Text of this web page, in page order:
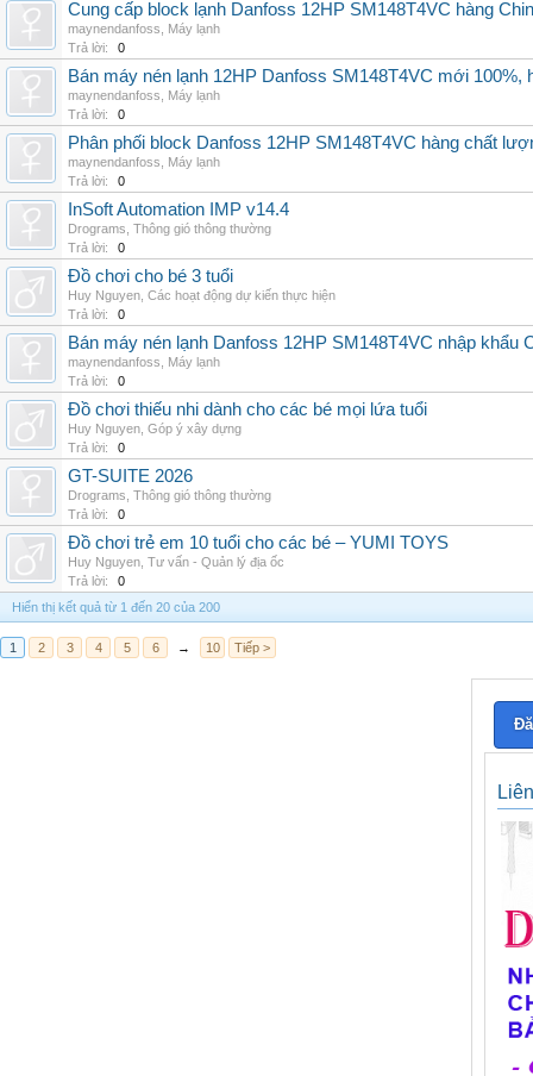
Cung cấp block lạnh Danfoss 12HP SM148T4VC hàng
maynendanfoss
Máy lạnh
Trả lời:
0
Bán máy nén lạnh 12HP Danfoss SM148T4VC mới
maynendanfoss
Máy lạnh
Trả lời:
0
Phân phối block Danfoss 12HP SM148T4VC hàng chất
maynendanfoss
Máy lạnh
Trả lời:
0
InSoft Automation IMP v14.4
Drograms Thông gió thông thường
Trả lời:
0
Đồ chơi cho bé 3 tuổi
Huy Nguyen Các hoạt động dự kiến thực hiện
Trả lời:
0
Bán máy nén lạnh Danfoss 12HP SM148T4VC nhập khẩu
maynendanfoss
Máy lạnh
Trả lời:
0
Đồ chơi thiếu nhi dành cho các bé mọi lứa tuổi
Huy Nguyen Góp ý xây dựng
Trả lời:
0
GT-SUITE 2026
Drograms Thông gió thông thường
Trả lời:
0
Đồ chơi trẻ em 10 tuổi cho các bé – YUMI TOYS
Huy Nguyen Tư vấn - Quản lý địa ốc
Trả lời:
0
Hiển thị kết quả từ 1 đến 20 của 200
1 2 3 4 5 6 → 10 Tiếp >